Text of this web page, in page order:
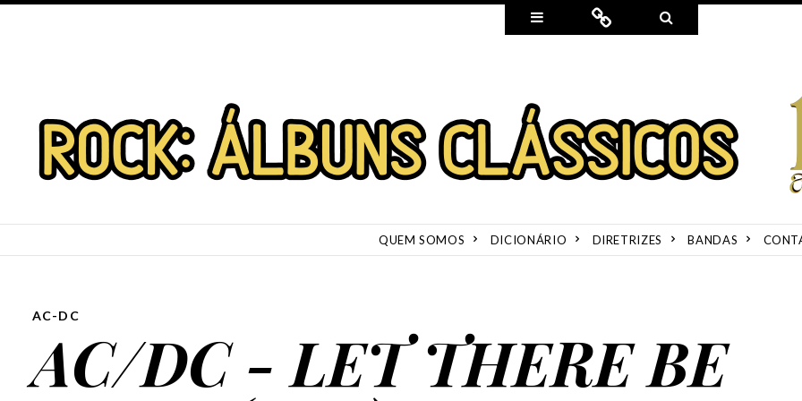
Widgets ConnectSearch
QUEM SOMOS DICIONÁRIO DIRETRIZES BANDAS
AC-DC
AC/DC - LET THERE BE